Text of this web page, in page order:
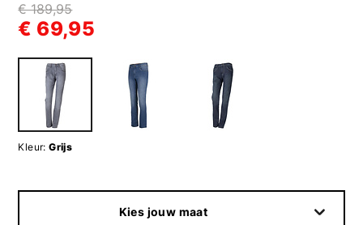
€ 189,95
€ 69,95
Kleur: Grijs
Kies jouw maat